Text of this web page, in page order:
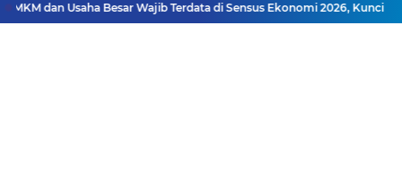
dan Usaha Besar Wajib Terdata di Sensus Ekonomi 2026, Kunci